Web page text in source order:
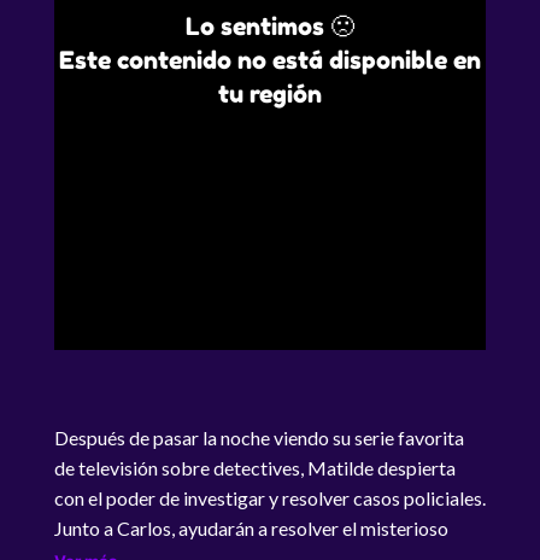
Lo sentimos 🙁
Este contenido no está disponible en
tu región
Después de pasar la noche viendo su serie favorita
de televisión sobre detectives, Matilde despierta
con el poder de investigar y resolver casos policiales.
Junto a Carlos, ayudarán a resolver el misterioso